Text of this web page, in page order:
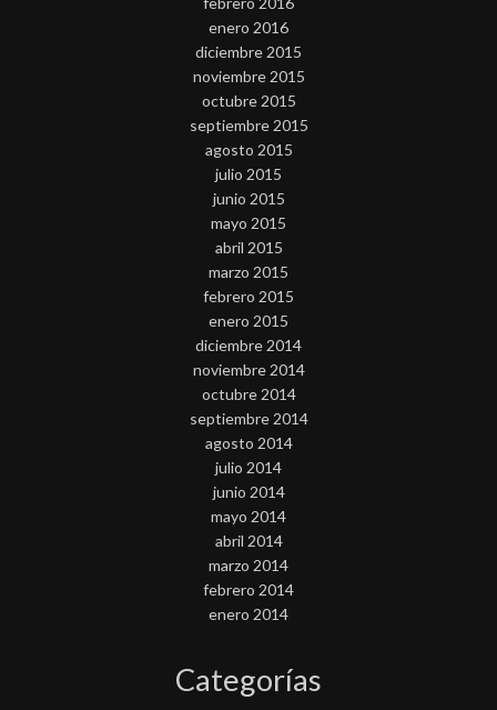
enero 2016
diciembre 2015
noviembre 2015
octubre 2015
septiembre 2015
agosto 2015
julio 2015
junio 2015
mayo 2015
abril 2015
marzo 2015
febrero 2015
enero 2015
diciembre 2014
noviembre 2014
octubre 2014
septiembre 2014
agosto 2014
julio 2014
junio 2014
mayo 2014
abril 2014
marzo 2014
febrero 2014
enero 2014
Categorías